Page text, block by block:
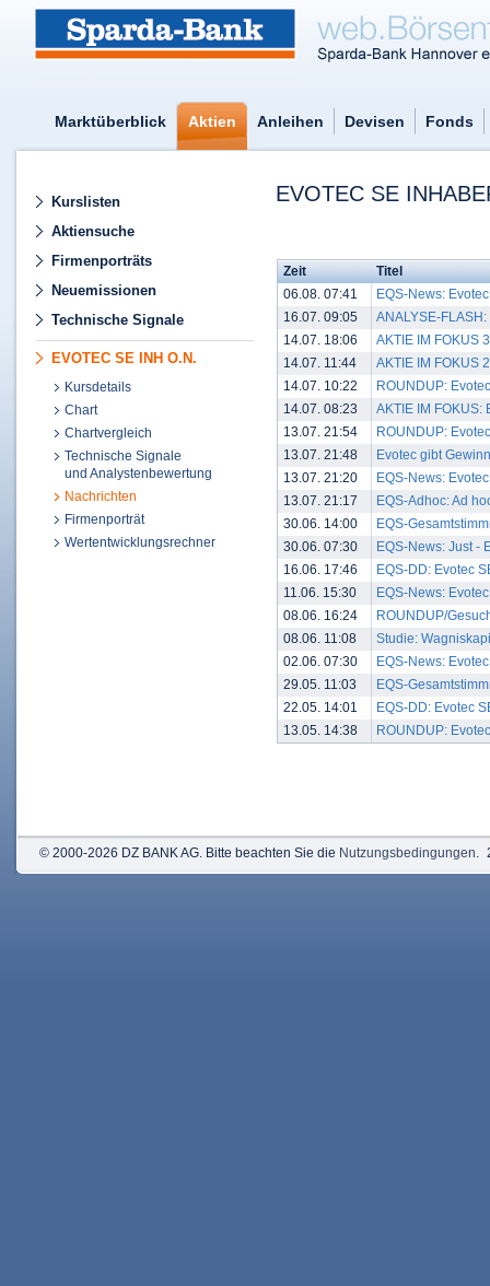
Marktüberblick Aktien Anleihen Devisen Fonds
Kurslisten
Aktiensuche
Firmenporträts
Neuemissionen
Technische Signale
EVOTEC SE INH O.N.
Kursdetails
Chart
Chartvergleich
Technische Signale
und Analystenbewertung
Nachrichten
Firmenporträt
Wertentwicklungsrechner
EVOTEC SE
Zeit
Titel
06.08. 07:41
EQS-News:
16.07. 09:05
ANALYSE-
14.07. 18:06
AKTIE IM FOKUS
14.07. 11:44
AKTIE IM FOKUS
14.07. 10:22
ROUNDUP:
14.07. 08:23
AKTIE IM
13.07. 21:54
ROUNDUP:
13.07. 21:48
Evotec gibt
13.07. 21:20
EQS-News:
13.07. 21:17
EQS-Adhoc: Ad
30.06. 14:00
EQS-
30.06. 07:30
EQS-News: Just -
16.06. 17:46
EQS-DD: Evotec
11.06. 15:30
EQS-News:
08.06. 16:24
ROUNDUP/
08.06. 11:08
Studie:
02.06. 07:30
EQS-News:
29.05. 11:03
EQS-
22.05. 14:01
EQS-DD: Evotec
13.05. 14:38
ROUNDUP:
© 2000-2026 DZ BANK AG. Bitte beachten Sie die Nutzungsbedingungen.